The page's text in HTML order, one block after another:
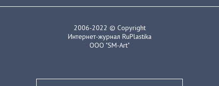
2006-2022 © Copyright
Интернет-журнал RuPlastika
ООО "SM-Art"